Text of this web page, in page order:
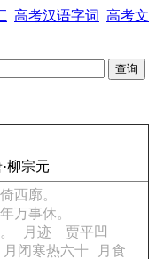
高考汉语字词 高考文
柳宗元
西廓。
万事休。
月迹 贾平凹
月闭寒热六十
月食